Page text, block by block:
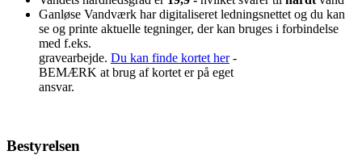
Ganløse Vandværk har digitaliseret ledningsnettet og du kan
se og printe aktuelle tegninger, der kan bruges i forbindelse
med f.eks.
gravearbejde. Du kan finde kortet her-
BEMÆRK at brug af kortet er på eget
ansvar.
Bestyrelsen